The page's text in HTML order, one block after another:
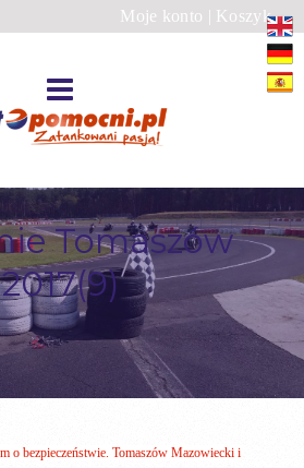
Moje konto | Koszyk
Tomaszów
2017(9)
o bezpieczeństwie. Tomaszów Mazowiecki i